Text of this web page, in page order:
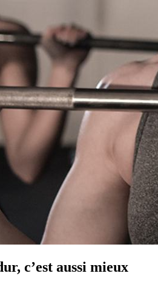
c’est aussi mieux